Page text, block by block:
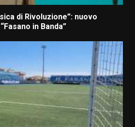
di Rivoluzione”: nuovo
in Banda”